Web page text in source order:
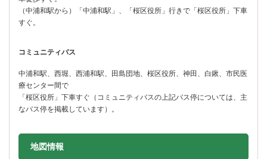
（中浦和駅から）「中浦和駅」、「桜区役所」行きで「桜区役所」下車
すぐ。
コミュニティバス
中浦和駅、西堀、西浦和駅、田島団地、桜区役所、神田、白鍬、市民医
療センター間で
「桜区役所」下車すぐ（コミュニティバスの上記バス停については、主
なバス停を掲載しています）。
地図情報